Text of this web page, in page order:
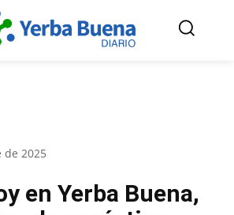
de 2025
en Yerba Buena,